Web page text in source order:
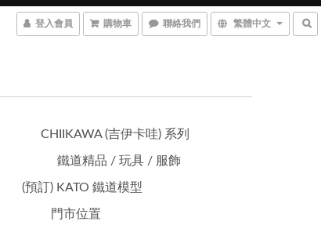
登入會員 購物車 聯絡我們 繁體中文
CHIIKAWA (吉伊卡哇) 系列
鐵道精品 / 玩具 / 服飾
(預訂) KATO 鐵道模型
門市位置